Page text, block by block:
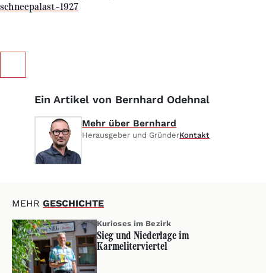
schneepalast-1927
Ein Artikel von Bernhard Odehnal
Mehr über Bernhard
Herausgeber und GründerKontakt
MEHR GESCHICHTE
Kurioses im Bezirk
Sieg und Niederlage im
Karmeliterviertel